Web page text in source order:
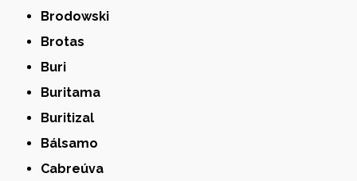
Brodowski
Brotas
Buri
Buritama
Buritizal
Bálsamo
Cabreúva